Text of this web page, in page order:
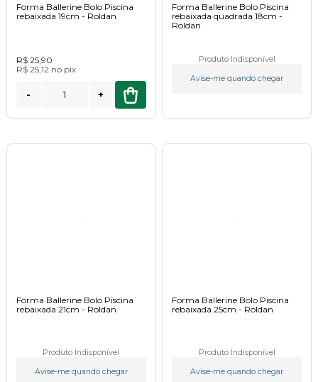
Forma Ballerine Bolo Piscina
rebaixada 19cm - Roldan
R$ 25,90
R$ 25,12 no pix
- +
Forma Ballerine Bolo Piscina
rebaixada quadrada 18cm -
Roldan
Produto Indisponível
Avise-me quando chegar
Forma Ballerine Bolo Piscina
rebaixada 21cm - Roldan
Produto Indisponível
Avise-me quando chegar
Forma Ballerine Bolo Piscina
rebaixada 25cm - Roldan
Produto Indisponível
Avise-me quando chegar